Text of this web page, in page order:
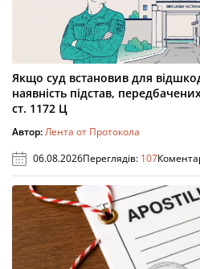
Якщо суд встановив для
наявність підстав,
ст. 1172 Ц
Автор:Лента от Протокола
06.08.2026Переглядів: 107